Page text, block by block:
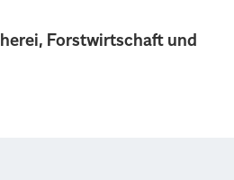
Forstwirtschaft und